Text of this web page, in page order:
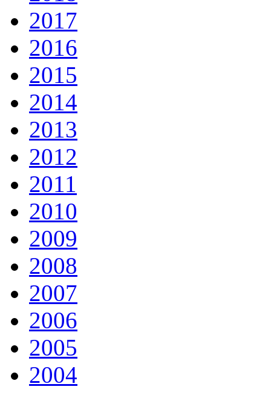
2017
2016
2015
2014
2013
2012
2011
2010
2009
2008
2007
2006
2005
2004